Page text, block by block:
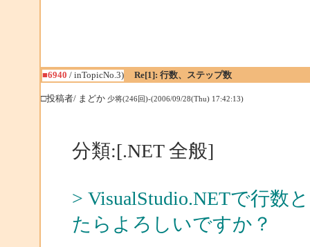
■6940 / inTopicNo.3) Re[1]: 行数、ステップ数
□投稿者/ まどか 少将(246回)-(2006/09/28(Thu) 17:42:13)
分類:[.NET 全般]
> VisualStudio.NETで行数
たらよろしいですか？